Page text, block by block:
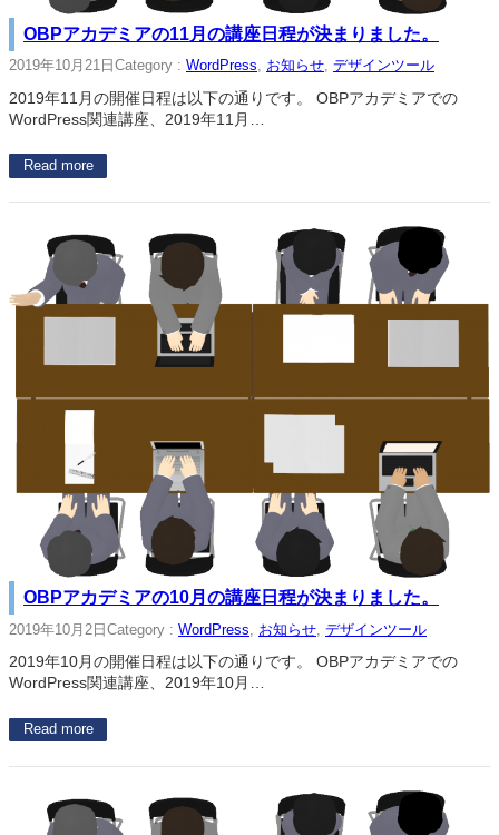
OBPアカデミアの11月の講座日程が決まりました。
2019年10月21日 Category : WordPress, お知らせ, デザインツール
2019年11月の開催日程は以下の通りです。 OBPアカデミアでの
WordPress関連講座、2019年11月…
Read more
OBPアカデミアの10月の講座日程が決まりました。
2019年10月2日 Category : WordPress お知らせ デザインツール
2019年10月の開催日程は以下の通りです。 OBPアカデミアでの
WordPress関連講座、2019年10月…
Read more